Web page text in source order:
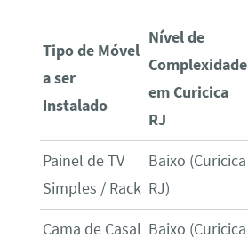
Tipo de Móvel
a ser
Instalado
Nível de
Complexidade
em Curicica
RJ
Painel de TV
Simples / Rack
Baixo (Curicica
RJ)
Cama de Casal Baixo (Curicica